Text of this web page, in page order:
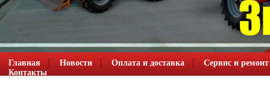
Главная Новости Оплата и доставка
Сервис и ремонт
Контакты